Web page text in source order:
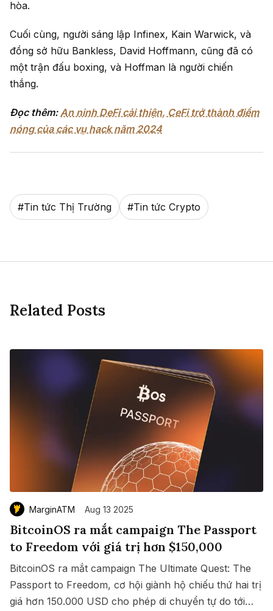
hòa.
Cuối cùng, người sáng lập Infinex, Kain Warwick, và
đồng sở hữu Bankless, David Hoffmann, cũng đã có
một trận đấu boxing, và Hoffman là người chiến
thắng.
Đọc thêm:An ninh DeFi cải thiện, CeFi trở thành điểm
nóng của các vụ hack năm 2024
#Tin tức Thị Trường #Tin tức Crypto
Related Posts
MarginATM Aug 13 2025
BitcoinOS ra mắt campaign The Passport
to Freedom với giá trị hơn $150,000
BitcoinOS ra mắt campaign The Ultimate Quest: The
Passport to Freedom, cơ hội giành hộ chiếu thứ hai trị
giá hơn 150.000 USD cho phép di chuyển tự do tới
SaveCopy link